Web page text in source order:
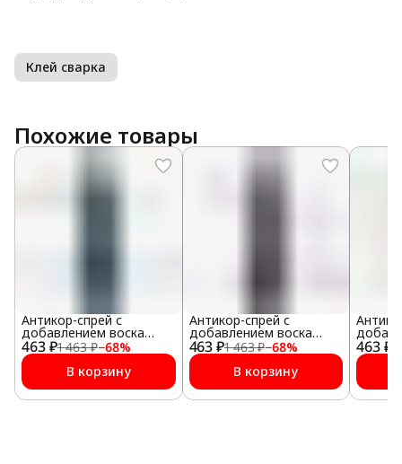
Клей сварка
Похожие товары
463 ₽1 463 ₽−68%
Антикор-спрей с
добавлением воска
(белый)
В корзину
463 ₽1 463 ₽−68%
Антикор-спрей с
добавлением воска
(прозрачный)
В корзину
463 ₽